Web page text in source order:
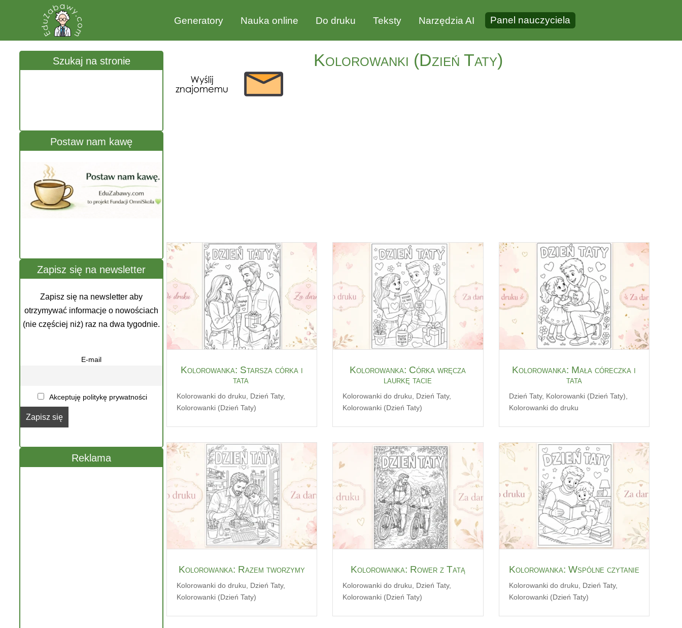
Generatory Nauka online Do druku Teksty Narzędzia AI Panel nauczyciela
Szukaj na stronie
Postaw nam kawę
Zapisz się na newsletter
Zapisz się na newsletter aby
otrzymywać informacje o nowościach
(nie częściej niż) raz na dwa tygodnie.
E-mail
Akceptuję politykę prywatności
Reklama
Kolorowanki (Dzień Taty)
Kolorowanka: Starsza córka i
tata
Kolorowanki do druku Dzień Taty,
Kolorowanki (Dzień Taty)
Kolorowanka: Córka wręcza
laurkę tacie
Kolorowanki do druku Dzień Taty,
Kolorowanki (Dzień Taty)
Kolorowanka: Mała córeczka i
tata
Dzień Taty, Kolorowanki (Dzień Taty)
Kolorowanki do druku
Kolorowanka: Razem tworzymy
Kolorowanki do druku, Dzień Taty,
Kolorowanki (Dzień Taty)
Kolorowanka: Rower z Tatą
Kolorowanki do druku, Dzień Taty,
Kolorowanki (Dzień Taty)
Kolorowanka: Wspólne czytanie
Kolorowanki do druku, Dzień Taty,
Kolorowanki (Dzień Taty)